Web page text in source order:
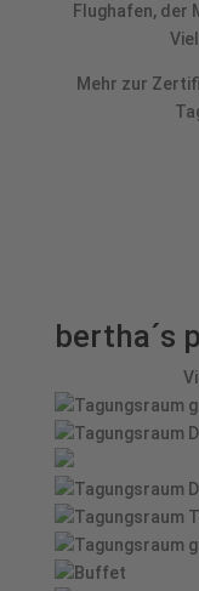
Flughafen, der
Mehr zur
bertha´s